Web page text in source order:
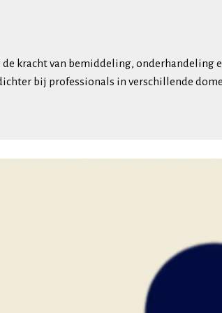
kracht van bemiddeling,
bij professionals in verschillende